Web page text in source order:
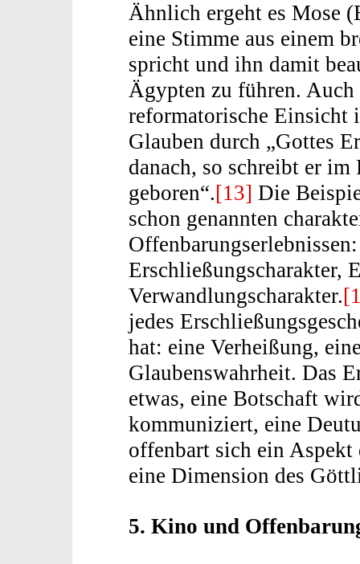
Ähnlich ergeht es Mose
eine Stimme aus einem
spricht und ihn damit
Ägypten zu führen.
reformatorische Einsicht
Glauben durch „Gottes
danach, so schreibt er
geboren“.[13] Die
schon genannten
Erschließungscharakter,
Verwandlungscharakter.
jedes
hat: eine Verheißung,
Glaubenswahrheit. Das
etwas, eine Botschaft
kommuniziert, eine
offenbart sich ein Aspekt
eine Dimension des
5. Kino und